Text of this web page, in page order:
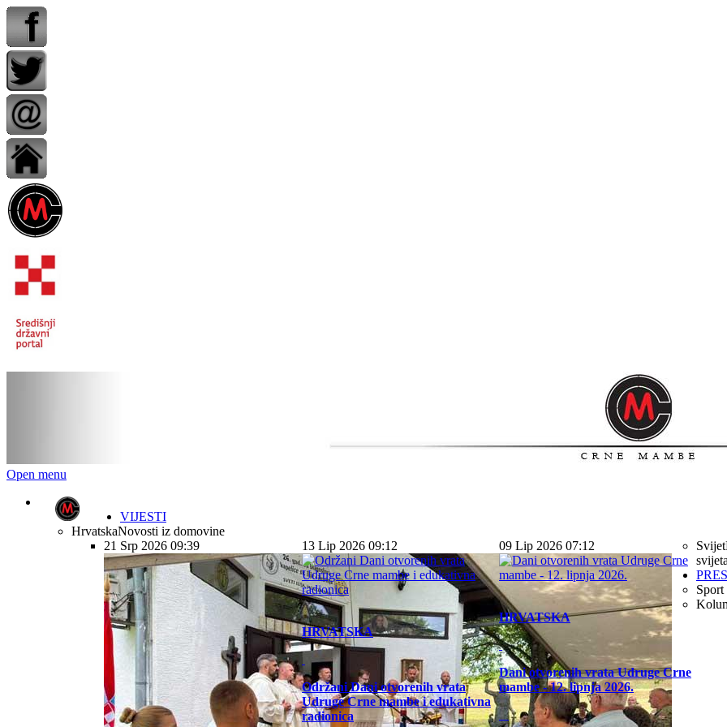
Open menu
VIJESTI
HrvatskaNovosti iz domovine
21 Srp 2026 09:39
13 Lip 2026 09:12
HRVATSKA
Održani Dani otvorenih vrata
Udruge Crne mambe i edukativna
radionica
09 Lip 2026 07:12
HRVATSKA
Dani otvorenih vrata Udruge Crne
mambe - 12. lipnja 2026.
Svijet
svijeta
Sport